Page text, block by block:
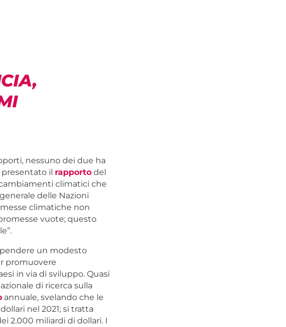
nessuno dei due ha
il rapportodel
climatici che
delle Nazioni
climatiche non
vuote; questo
un modesto
promuovere
in via di sviluppo. Quasi
di ricerca sulla
annuale, svelando che le
nel 2021; si tratta
2.000 miliardi di dollari. I